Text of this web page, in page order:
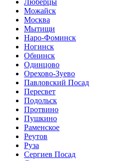
Люберцы
Можайск
Москва
Мытищи
Наро-Фоминск
Ногинск
Обнинск
Одинцово
Орехово-Зуево
Павловский Посад
Пересвет
Подольск
Протвино
Пушкино
Раменское
Реутов
Руза
Сергиев Посад